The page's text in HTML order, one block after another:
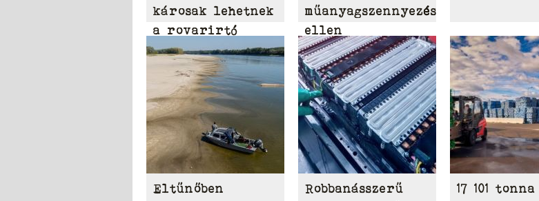
károsak lehetnek
a rovarirtó
szerek
műanyagszennyezés
ellen
Eltűnőben
Robbanásszerű
17 101 tonna